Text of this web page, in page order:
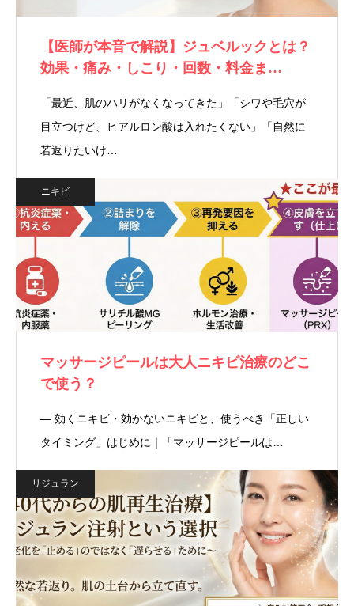
【医師が本音で解説】ジュベルックとは？
効果・痛み・しこり・回数・料金ま…
「最近、肌のハリがなくなってきた」「シワや毛穴が
目立つけど、ヒアルロン酸は入れたくない」「自然に
若返りたいけ…
ニキビ
マッサージピールは大人ニキビ治療のどこ
で使う？
― 効くニキビ・効かないニキビと、使うべき「正しい
タイミング」はじめに｜「マッサージピールは…
リジュラン